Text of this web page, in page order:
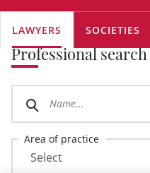
Professional search
LAWYERS SOCIETIES
Area of practice